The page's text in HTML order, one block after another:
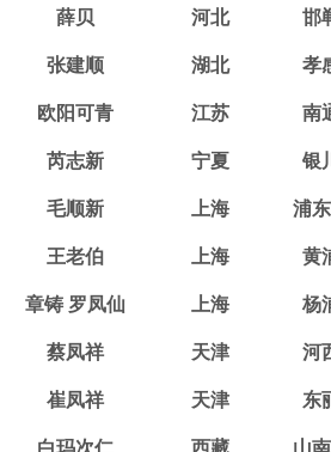
薛贝 河北 邯
张建顺 湖北 孝
欧阳可青 江苏 南
芮志新 宁夏 银
毛顺新 上海 浦
王老伯 上海 黄
章铸 罗凤仙 上海 杨
蔡凤祥 天津 河
崔凤祥 天津 东
白玛次仁 西藏 山